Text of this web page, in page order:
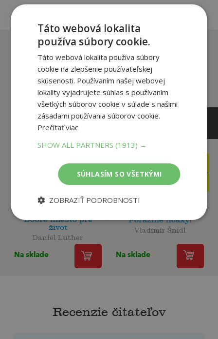
Zákazníci, ktorí si kúpili
tento titul si tiež kúpili
14,90
4 ,95
Dobré miesto pre
život
Daniel Luther
Na sklade
15
Porazme hoaxy!
Vladimír Šnídl
Na sklade
Recenzie čitateľov
Táto webová lokalita
používa súbory cookie.
Táto webová lokalita používa súbory
cookie na zlepšenie používateľskej
skúsenosti. Používaním našej webovej
lokality vyjadrujete súhlas s používaním
všetkých súborov cookie v súlade s našimi
zásadami používania súborov cookie.
Prečítať viac
SHOW ALL PARTNERS(1913) →
SÚHLASÍM SO VŠETKÝMI
ZOBRAZIŤ PODROBNOSTI